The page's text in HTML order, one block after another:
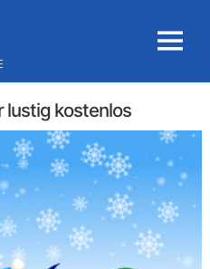
MENU
lustig kostenlos